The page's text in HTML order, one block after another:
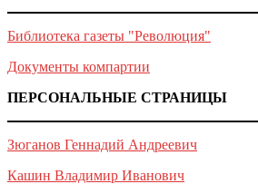
Библиотека газеты "Революция"
Документы компартии
ПЕРСОНАЛЬНЫЕ СТРАНИЦЫ
Зюганов Геннадий Андреевич
Кашин Владимир Иванович